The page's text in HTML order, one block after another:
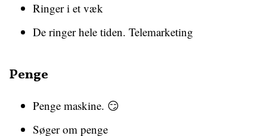
Ringer i et væk
De ringer hele tiden. Telemarketing
Penge
Penge maskine. 😏
Søger om penge